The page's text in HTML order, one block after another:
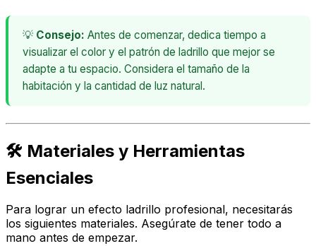
💡 Consejo: Antes de comenzar, dedica tiempo a
visualizar el color y el patrón de ladrillo que mejor se
adapte a tu espacio. Considera el tamaño de la
habitación y la cantidad de luz natural.
🛠️ Materiales y Herramientas
Esenciales
Para lograr un efecto ladrillo profesional, necesitarás
los siguientes materiales. Asegúrate de tener todo a
mano antes de empezar.